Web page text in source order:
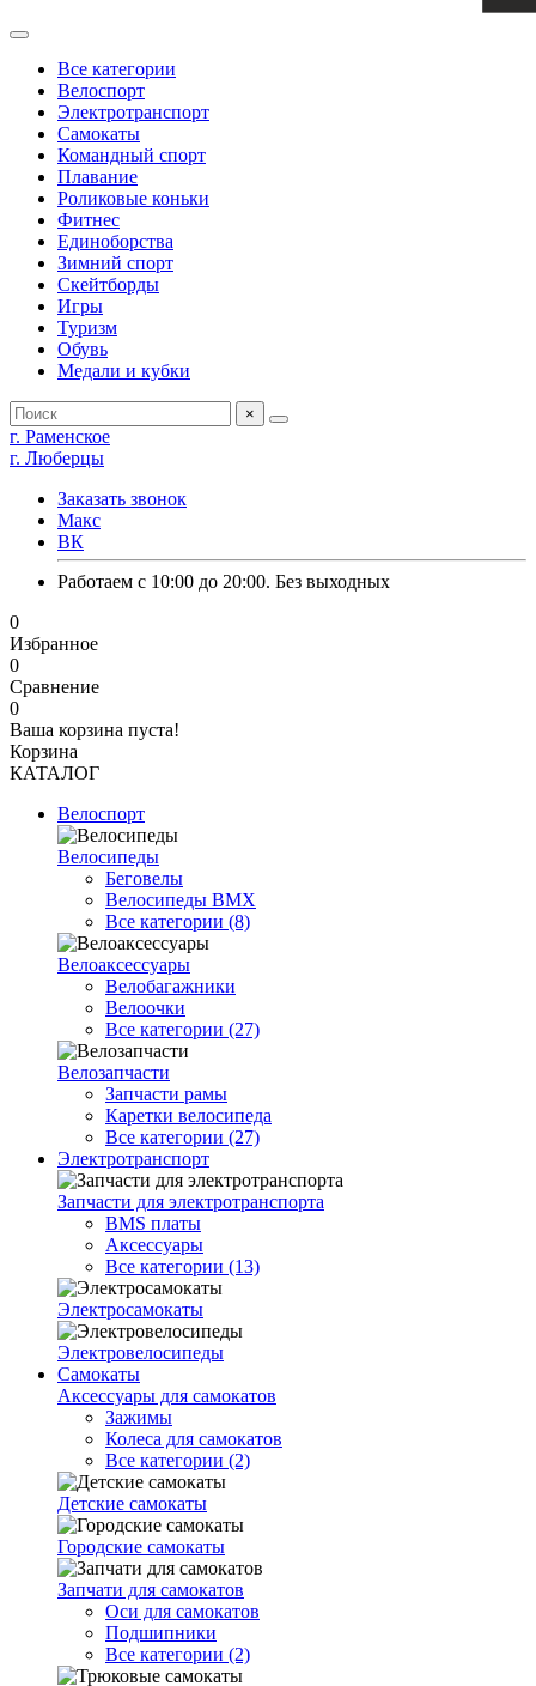
Все категории
Велоспорт
Электротранспорт
Самокаты
Командный спорт
Плавание
Роликовые коньки
Фитнес
Единоборства
Зимний спорт
Скейтборды
Игры
Туризм
Обувь
Медали и кубки
×
г. Раменское
г. Люберцы
Заказать звонок
Макс
ВК
Работаем с 10:00 до 20:00. Без выходных
0
Избранное
0
Сравнение
0
Ваша корзина пуста!
Корзина
КАТАЛОГ
Велоспорт
Велосипеды
Беговелы
Велосипеды BMX
Все категории (8)
Велоаксессуары
Велобагажники
Велоочки
Все категории (27)
Велозапчасти
Запчасти рамы
Каретки велосипеда
Все категории (27)
Электротранспорт
Запчасти для электротранспорта
BMS платы
Аксессуары
Все категории (13)
Электросамокаты
Электровелосипеды
Самокаты
Аксессуары для самокатов
Зажимы
Колеса для самокатов
Все категории (2)
Детские самокаты
Городские самокаты
Запчати для самокатов
Оси для самокатов
Подшипники
Все категории (2)